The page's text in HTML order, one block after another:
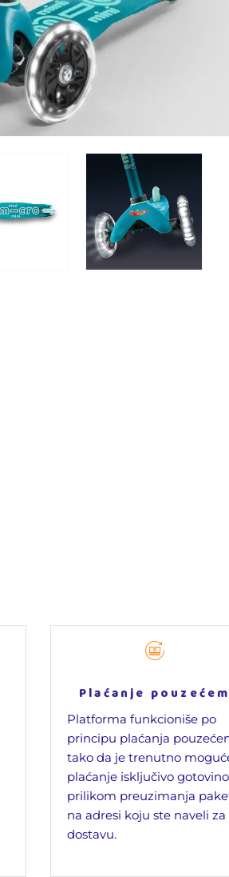
Plaćanje pouzećem
Platforma funkcioniše po
principu plaćanja
tako da je trenutno
plaćanje isključivo
prilikom preuzimanja
na adresi koju ste naveli za
dostavu.